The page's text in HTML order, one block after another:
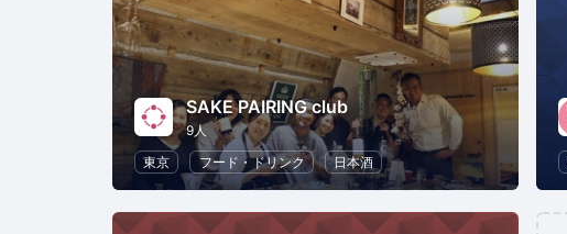
SAKE PAIRING club
9人
東京
フード・ドリンク 日本酒